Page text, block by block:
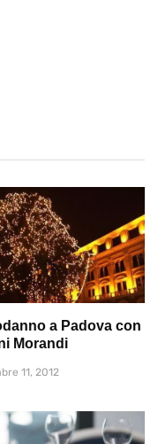
a Padova con
Morandi
11, 2012